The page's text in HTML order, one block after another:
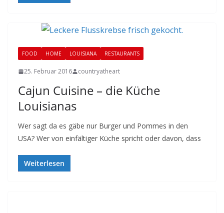
FOOD HOME LOUISIANA RESTAURANTS
25. Februar 2016 countryatheart
Cajun Cuisine – die Küche
Louisianas
Wer sagt da es gäbe nur Burger und Pommes in den
USA? Wer von einfältiger Küche spricht oder davon, dass
Weiterlesen